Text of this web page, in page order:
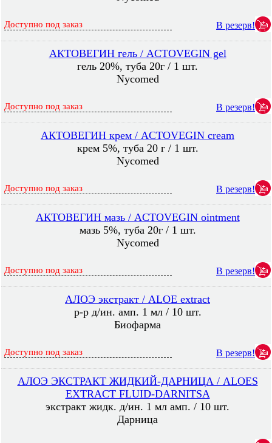
Доступно под заказ В резерв!
АКТОВЕГИН гель / ACTOVEGIN gel
гель 20%, туба 20г / 1 шт.
Nycomed
Доступно под заказ В резерв!
АКТОВЕГИН крем / ACTOVEGIN cream
крем 5%, туба 20 г / 1 шт.
Nycomed
Доступно под заказ В резерв!
АКТОВЕГИН мазь / ACTOVEGIN ointment
мазь 5%, туба 20г / 1 шт.
Nycomed
Доступно под заказ В резерв!
АЛОЭ экстракт / ALOE extract
р-р д/ин. амп. 1 мл / 10 шт.
Биофарма
Доступно под заказ В резерв!
АЛОЭ ЭКСТРАКТ ЖИДКИЙ-ДАРНИЦА / ALOES
EXTRACT FLUID-DARNITSA
экстракт жидк. д/ин. 1 мл амп. / 10 шт.
Дарница